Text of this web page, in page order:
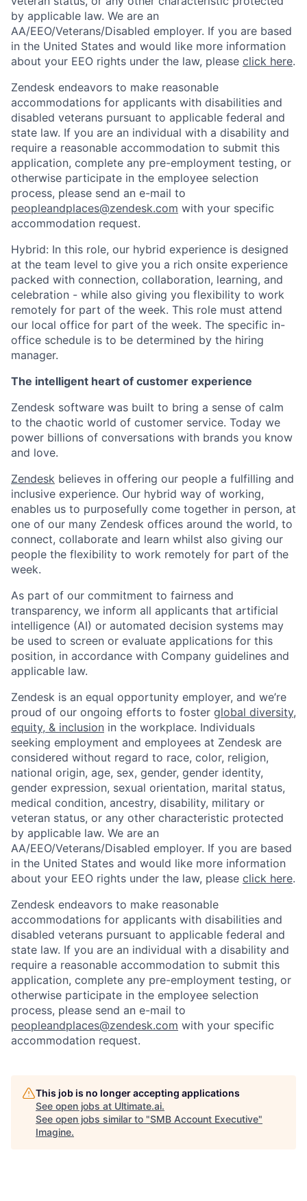
by applicable law. We are an
AA/EEO/Veterans/Disabled employer. If you are based
in the United States and would like more information
about your EEO rights under the law, please click here.
Zendesk endeavors to make reasonable
accommodations for applicants with disabilities and
disabled veterans pursuant to applicable federal and
state law. If you are an individual with a disability and
require a reasonable accommodation to submit this
application, complete any pre-employment testing, or
otherwise participate in the employee selection
process, please send an e-mail to
peopleandplaces@zendesk.com with your specific
accommodation request.
Hybrid: In this role, our hybrid experience is designed
at the team level to give you a rich onsite experience
packed with connection, collaboration, learning, and
celebration - while also giving you flexibility to work
remotely for part of the week. This role must attend
our local office for part of the week. The specific in-
office schedule is to be determined by the hiring
manager.
The intelligent heart of customer experience
Zendesk software was built to bring a sense of calm
to the chaotic world of customer service. Today we
power billions of conversations with brands you know
and love.
Zendesk believes in offering our people a fulfilling and
inclusive experience. Our hybrid way of working,
enables us to purposefully come together in person, at
one of our many Zendesk offices around the world, to
connect, collaborate and learn whilst also giving our
people the flexibility to work remotely for part of the
week.
As part of our commitment to fairness and
transparency, we inform all applicants that artificial
intelligence (AI) or automated decision systems may
be used to screen or evaluate applications for this
position, in accordance with Company guidelines and
applicable law.
Zendesk is an equal opportunity employer, and we’re
proud of our ongoing efforts to foster global diversity,
equity, & inclusion in the workplace. Individuals
seeking employment and employees at Zendesk are
considered without regard to race, color, religion,
national origin, age, sex, gender, gender identity,
gender expression, sexual orientation, marital status,
medical condition, ancestry, disability, military or
veteran status, or any other characteristic protected
by applicable law. We are an
AA/EEO/Veterans/Disabled employer. If you are based
in the United States and would like more information
about your EEO rights under the law, please click here.
Zendesk endeavors to make reasonable
accommodations for applicants with disabilities and
disabled veterans pursuant to applicable federal and
state law. If you are an individual with a disability and
require a reasonable accommodation to submit this
application, complete any pre-employment testing, or
otherwise participate in the employee selection
process, please send an e-mail to
peopleandplaces@zendesk.com with your specific
accommodation request.
This job is no longer accepting applications
See open jobs at Ultimate.ai.
See open jobs similar to "SMB Account Executive"
Imagine.